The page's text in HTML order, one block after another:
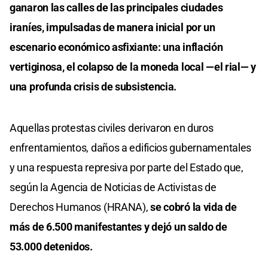
ganaron las calles de las principales ciudades
iraníes, impulsadas de manera inicial por un
escenario económico asfixiante: una inflación
vertiginosa, el colapso de la moneda local —el rial— y
una profunda crisis de subsistencia.
Aquellas protestas civiles derivaron en duros
enfrentamientos, daños a edificios gubernamentales
y una respuesta represiva por parte del Estado que,
según la Agencia de Noticias de Activistas de
Derechos Humanos (HRANA),se cobró la vida de
más de 6.500 manifestantes y dejó un saldo de
53.000 detenidos.